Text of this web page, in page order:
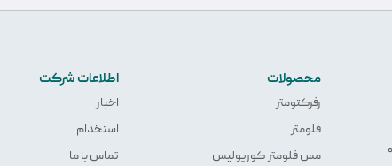
محصولات
رفرکتومتر
فلومتر
مس فلومتر کوریولیس
اطلاعات شرکت
اخبار
استخدام
تماس با ما